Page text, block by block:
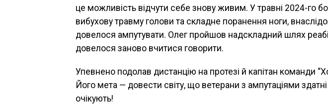
це можливість відчути себе знову живим. У травні 2024-го
вибухову травму голови та складне поранення ноги,
довелося ампутувати. Олег пройшов надскладний шлях
довелося заново вчитися говорити.
Упевнено подолав дистанцію на протезі й капітан команди
Його мета — довести світу, що ветерани з ампутаціями
очікують!